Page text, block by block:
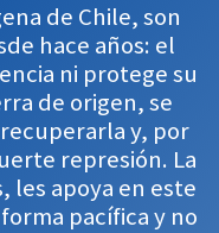
de Chile, son
hace años: el
ni protege su
de origen, se
y, por
represión. La
les apoya en este
pacífica y no